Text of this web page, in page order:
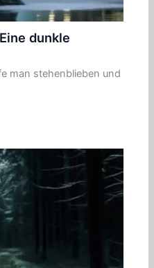
dunkle
man stehenblieben und